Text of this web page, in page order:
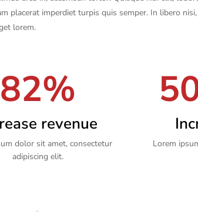
placerat imperdiet turpis quis semper. In libero
lorem.
82%
revenue
dolor sit amet, consectetur
adipiscing elit.
Lorem